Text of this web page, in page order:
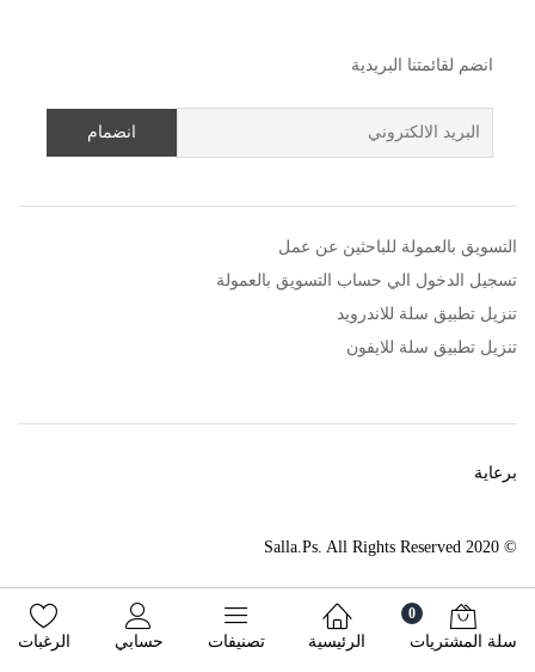
انضم لقائمتنا البريدية
التسويق بالعمولة للباحثين عن عمل
تسجيل الدخول الي حساب التسويق بالعمولة
تنزيل تطبيق سلة للاندرويد
تنزيل تطبيق سلة للايفون
© 2020 Salla.Ps. All Rights Reserved
برعاية
0
سلة المشتريات الرئيسية تصنيفات حسابي الرغبات